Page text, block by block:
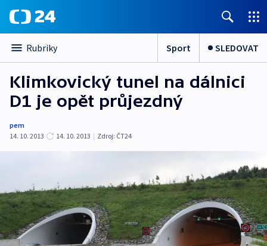
Rubriky Sport SLEDOVAT
Klimkovický tunel na dálnici
D1 je opět průjezdný
pem
14. 10. 2013
14. 10. 2013 | Zdroj: ČT24